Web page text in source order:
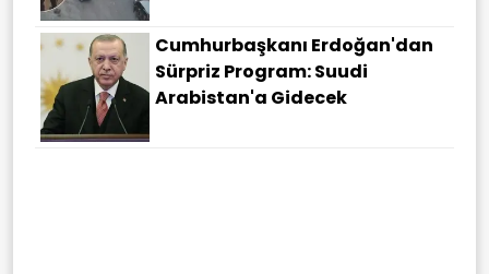
Cumhurbaşkanı Erdoğan'dan
Sürpriz Program: Suudi
Arabistan'a Gidecek